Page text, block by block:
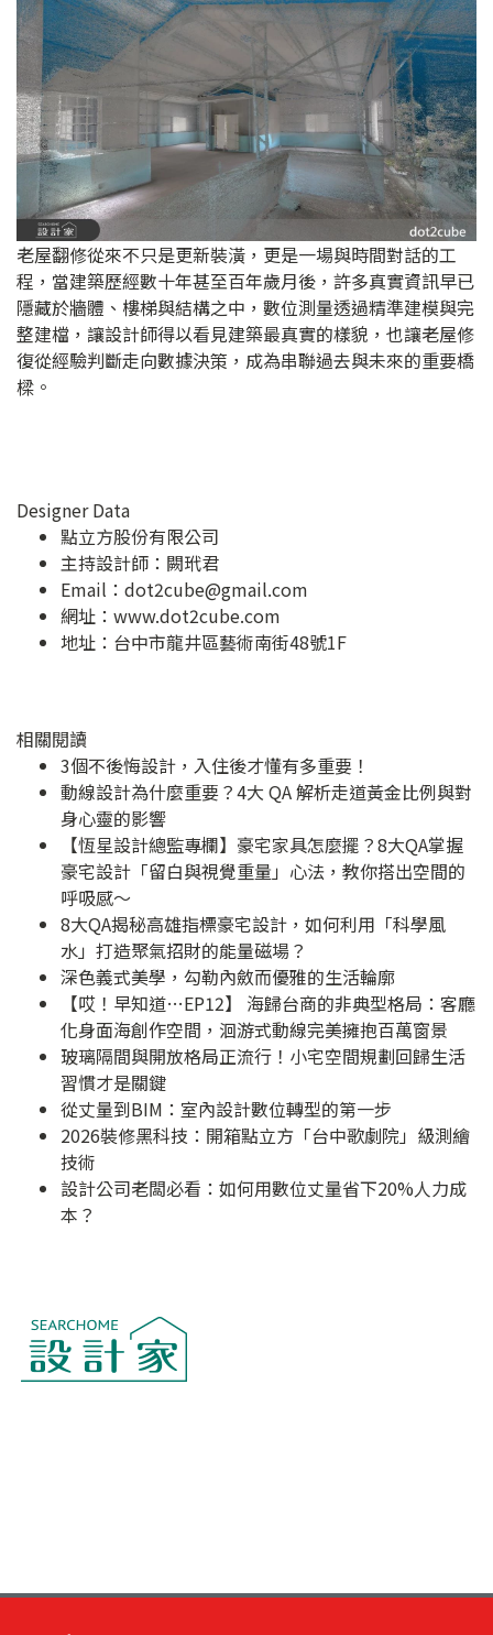
老屋翻修從來不只是更新裝潢，更是一場與時間對話的工
程，當建築歷經數十年甚至百年歲月後，許多真實資訊早已
隱藏於牆體、樓梯與結構之中，數位測量透過精準建模與完
整建檔，讓設計師得以看見建築最真實的樣貌，也讓老屋修
復從經驗判斷走向數據決策，成為串聯過去與未來的重要橋
樑。
Designer Data
點立方股份有限公司
主持設計師：闕玳君
Email： dot2cube@gmail.com
網址： www.dot2cube.com
地址： 台中市龍井區藝術南街48號1F
相關閱讀
3個不後悔設計，入住後才懂有多重要！
動線設計為什麼重要？4大 QA 解析走道黃金比例與對
身心靈的影響
【恆星設計總監專欄】豪宅家具怎麼擺？8大QA掌握
豪宅設計「留白與視覺重量」心法，教你搭出空間的
呼吸感～
8大QA揭秘高雄指標豪宅設計，如何利用「科學風
水」打造聚氣招財的能量磁場？
深色義式美學，勾勒內斂而優雅的生活輪廓
【哎！早知道…EP12】 海歸台商的非典型格局：客廳
化身面海創作空間，洄游式動線完美擁抱百萬窗景
玻璃隔間與開放格局正流行！小宅空間規劃回歸生活
習慣才是關鍵
從丈量到BIM：室內設計數位轉型的第一步
2026裝修黑科技：開箱點立方「台中歌劇院」級測繪
技術
設計公司老闆必看：如何用數位丈量省下20%人力成
本？